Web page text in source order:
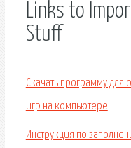
Links to
Stuff
Скачать программу для
игр на компьютере
Инструкция по